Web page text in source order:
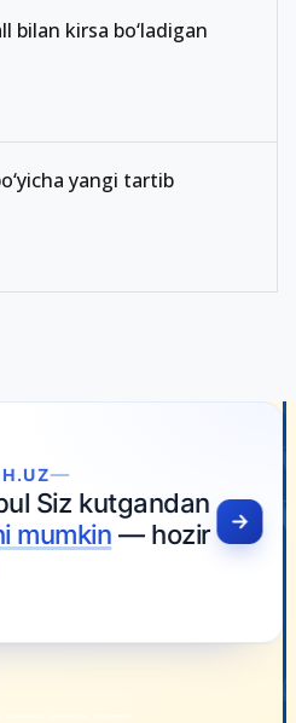
bilan kirsa bo‘ladigan
yangi tartib